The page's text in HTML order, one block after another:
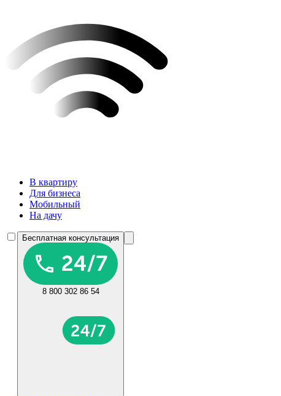
В квартиру
Для бизнеса
Мобильный
На дачу
Бесплатная консультация
8 800 302 86 54